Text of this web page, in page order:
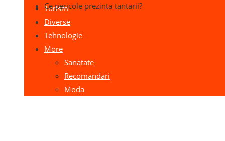
Turism
Diverse
Tehnologie
More
Sanatate
Recomandari
Moda
Ce pericole prezinta tantarii?